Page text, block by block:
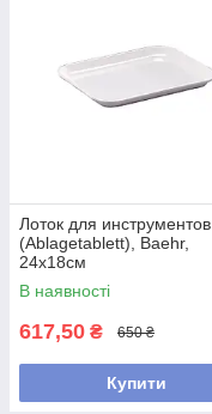
Лоток для инструментов
(Ablagetablett), Baehr,
24х18см
В наявності
617,50 ₴ 650 ₴
Купити